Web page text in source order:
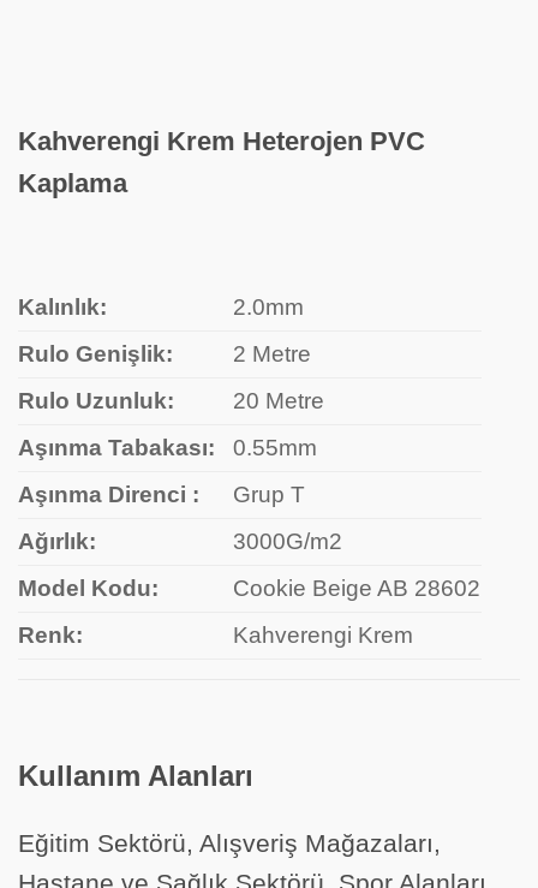
Kahverengi Krem Heterojen PVC
Kaplama
Kalınlık:
2.0mm
Rulo Genişlik:
2 Metre
Rulo Uzunluk:
20 Metre
Aşınma Tabakası:
0.55mm
Aşınma Direnci :
Grup T
Ağırlık:
3000G/m2
Model Kodu:
Cookie Beige AB 28602
Renk:
Kahverengi Krem
Kullanım Alanları
Eğitim Sektörü, Alışveriş Mağazaları,